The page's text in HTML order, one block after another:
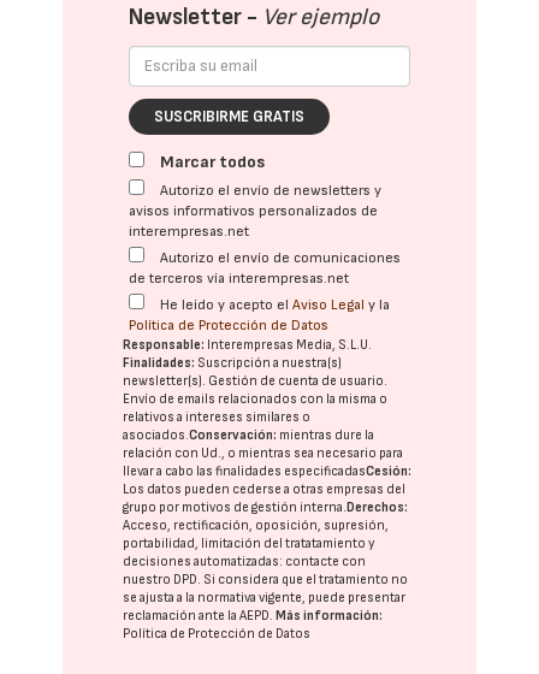
Newsletter - Ver ejemplo
SUSCRIBIRME GRATIS
Marcar todos
Autorizo el envío de newsletters y
avisos informativos personalizados de
interempresas.net
Autorizo el envío de comunicaciones
de terceros vía interempresas.net
He leído y acepto elAviso Legal y la
Política de Protección de Datos
Responsable: Interempresas Media, S.L.U.
Finalidades: Suscripción a nuestra(s)
newsletter(s). Gestión de cuenta de usuario.
Envío de emails relacionados con la misma o
relativos a intereses similares o
asociados.Conservación: mientras dure la
relación con Ud., o mientras sea necesario para
llevar a cabo las finalidades especificadasCesión:
Los datos pueden cederse a otras empresas del
grupo por motivos de gestión interna.Derechos:
Acceso, rectificación, oposición, supresión,
portabilidad, limitación del tratatamiento y
decisiones automatizadas: contacte con
nuestro DPD . Si considera que el tratamiento no
se ajusta a la normativa vigente, puede presentar
reclamación ante laAEPD .Más información:
Política de Protección de Datos